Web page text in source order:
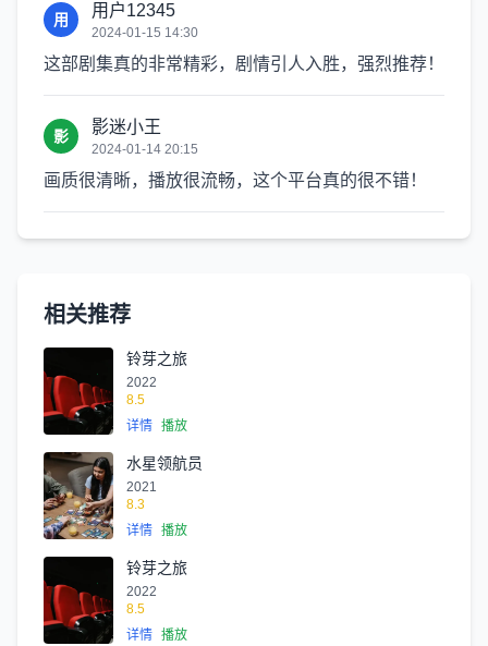
用 用户12345
2024-01-15 14:30
这部剧集真的非常精彩，剧情引人入胜，强烈推荐！
影 影迷小王
2024-01-14 20:15
画质很清晰，播放很流畅，这个平台真的很不错！
相关推荐
铃芽之旅
2022
8.5
详情 播放
水星领航员
2021
8.3
详情 播放
铃芽之旅
2022
8.5
详情 播放